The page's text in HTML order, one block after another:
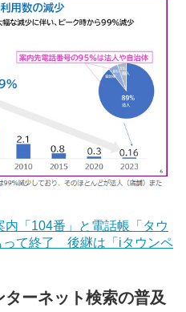
内「104番」と電話帳「タウ
って終了 後継は「iタウンペ
ーネット検索の普及